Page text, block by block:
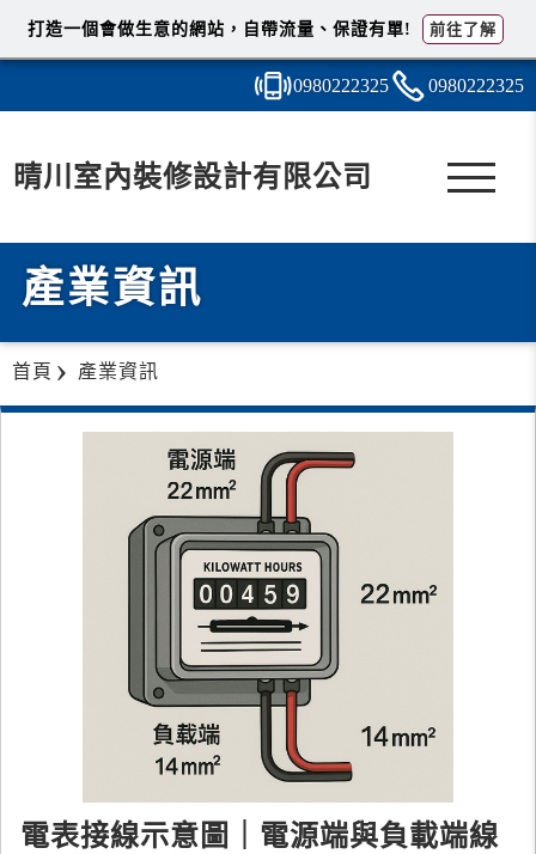
0980222325 0980222325
晴川室內裝修設計有限公司
產業資訊
首頁 產業資訊
電表接線示意圖｜電源端與負載端線
打造一個會做生意的網站，自帶流量、保證有單! 前往了解